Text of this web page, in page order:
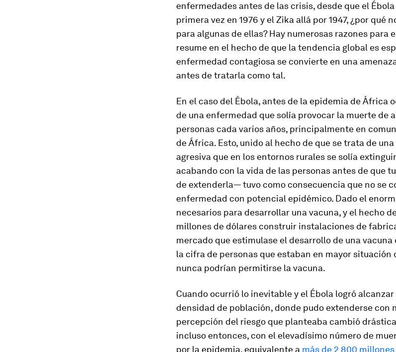
enfermedades antes de las crisis, desde que el
primera vez en 1976 y el Zika allá por 1947, ¿por qué
para algunas de ellas? Hay numerosas razones para
resume en el hecho de que la tendencia global es
enfermedad contagiosa se convierte en una
antes de tratarla como tal.
En el caso del Ébola, antes de la epidemia de África
de una enfermedad que solía provocar la muerte de
personas cada varios años, principalmente en
de África. Esto, unido al hecho de que se trata de
agresiva que en los entornos rurales se solía
acabando con la vida de las personas antes de que
de extenderla— tuvo como consecuencia que no se
enfermedad con potencial epidémico. Dado el
necesarios para desarrollar una vacuna, y el hecho
millones de dólares construir instalaciones de
mercado que estimulase el desarrollo de una
la cifra de personas que estaban en mayor situación
nunca podrían permitirse la vacuna.
Cuando ocurrió lo inevitable y el Ébola logró
densidad de población, donde pudo extenderse con
percepción del riesgo que planteaba cambió
incluso entonces, con el elevadísimo número de
por la epidemia, equivalente a más de 2 800